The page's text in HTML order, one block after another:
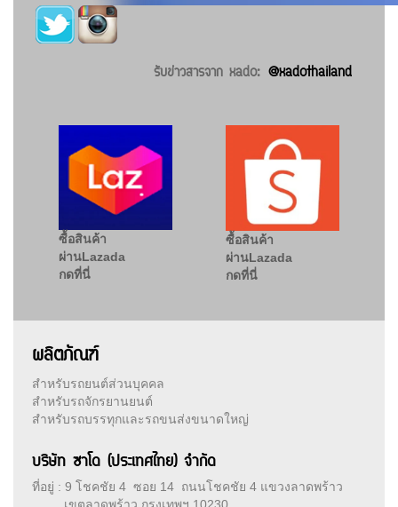
รับข่าวสารจาก xado: @xadothailand
ซื้อสินค้า
ผ่านLazada
กดที่นี่
ซื้อสินค้า
ผ่านLazada
กดที่นี่
ผลิตภัณฑ์
สำหรับรถยนต์ส่วนบุคคล
สำหรับรถจักรยานยนต์
สำหรับรถบรรทุกและรถขนส่งขนาดใหญ่
บริษัท ซาโด (ประเทศไทย) จำกัด
ที่อยู่ : 9 โชคชัย 4 ซอย 14 ถนนโชคชัย 4 แขวงลาดพร้าว
เขตลาดพร้าว กรุงเทพฯ 10230